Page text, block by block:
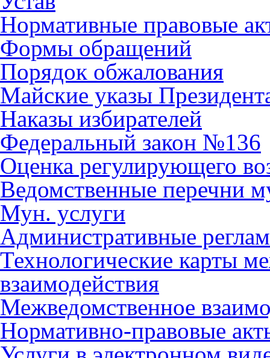
Нормативные правовые
Формы обращений
Порядок обжалования
Майские указы
Наказы избирателей
Федеральный закон №136
Оценка регулирующего
Ведомственные перечни
Мун. услуги
Административные
Технологические карты
взаимодействия
Межведомственное
Нормативно-правовые